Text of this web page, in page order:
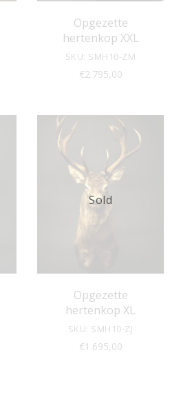
Opgezette
hertenkop XXL
SKU: SMH10-ZM
€2.795,00
Opgezette
hertenkop XL
SKU: SMH10-ZJ
€1.695,00
Sold